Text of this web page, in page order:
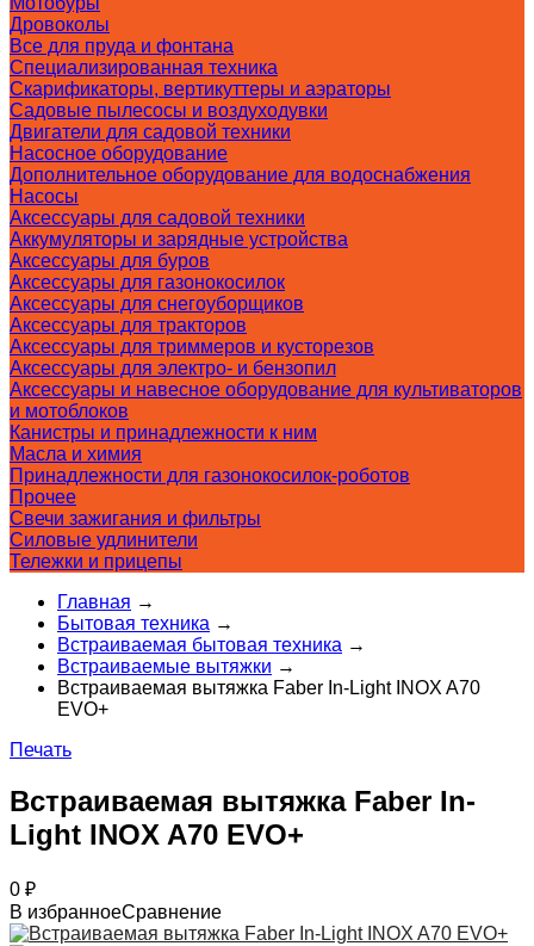
Дровоколы
Все для пруда и фонтана
Специализированная техника
Скарификаторы, вертикуттеры и аэраторы
Садовые пылесосы и воздуходувки
Двигатели для садовой техники
Насосное оборудование
Дополнительное оборудование для водоснабжения
Насосы
Аксессуары для садовой техники
Аккумуляторы и зарядные устройства
Аксессуары для буров
Аксессуары для газонокосилок
Аксессуары для снегоуборщиков
Аксессуары для тракторов
Аксессуары для триммеров и кусторезов
Аксессуары для электро- и бензопил
Аксессуары и навесное оборудование для культиваторов
и мотоблоков
Канистры и принадлежности к ним
Масла и химия
Принадлежности для газонокосилок-роботов
Прочее
Свечи зажигания и фильтры
Силовые удлинители
Тележки и прицепы
Главная →
Бытовая техника →
Встраиваемая бытовая техника →
Встраиваемые вытяжки →
Встраиваемая вытяжка Faber In-Light INOX A70
EVO+
Печать
Встраиваемая вытяжка Faber In-
Light INOX A70 EVO+
0 ₽
В избранноеСравнение